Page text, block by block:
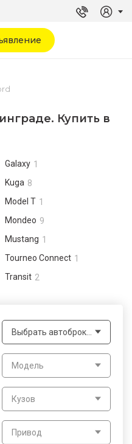
Купить в
Модель
Кузов
Привод
Galaxy 1
Kuga 8
Model T 1
Mondeo 9
Mustang 1
Tourneo Connect 1
Transit 2